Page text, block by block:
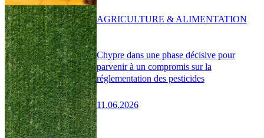
Chypre dans une phase décisive pour
parvenir à un compromis sur la
réglementation des pesticides
11.06.2026
AGRICULTURE & ALIMENTATION